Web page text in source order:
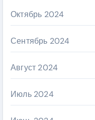
Октябрь 2024
Сентябрь 2024
Август 2024
Июль 2024